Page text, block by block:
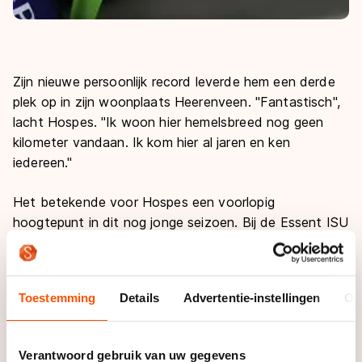
Toestemming Details Advertentie-instellingen
Verantwoord gebruik van uw gegevens
Zijn nieuwe persoonlijk record leverde hem een derde
plek op in zijn woonplaats Heerenveen. "Fantastisch",
lacht Hospes. "Ik woon hier hemelsbreed nog geen
kilometer vandaan. Ik kom hier al jaren en ken
iedereen."
Het betekende voor Hospes een voorlopig
hoogtepunt in dit nog jonge seizoen. Bij de Essent ISU
World Cups in Tsjeljabinsk reed hij netjes in de marge
van de A-divisie. In Astana verspeelde hij op de eerste
degradeerde hij naar de B-divisie. "Die won ik gelukkig,
want anders had ik hier misschien gisteren in de B-